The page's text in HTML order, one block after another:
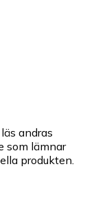
andras
som lämnar
produkten.